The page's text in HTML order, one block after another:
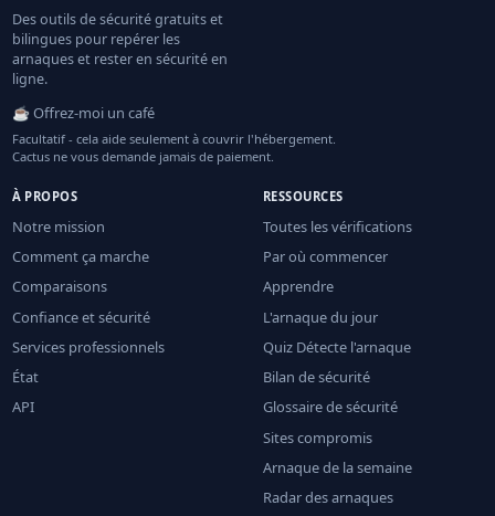
Des outils de sécurité gratuits et
bilingues pour repérer les
arnaques et rester en sécurité en
ligne.
☕ Offrez-moi un café
Facultatif - cela aide seulement à couvrir l'hébergement.
Cactus ne vous demande jamais de paiement.
À PROPOS
Notre mission
Comment ça marche
Comparaisons
Confiance et sécurité
Services professionnels
État
API
RESSOURCES
Toutes les vérifications
Par où commencer
Apprendre
L'arnaque du jour
Quiz Détecte l'arnaque
Bilan de sécurité
Glossaire de sécurité
Sites compromis
Arnaque de la semaine
Radar des arnaques